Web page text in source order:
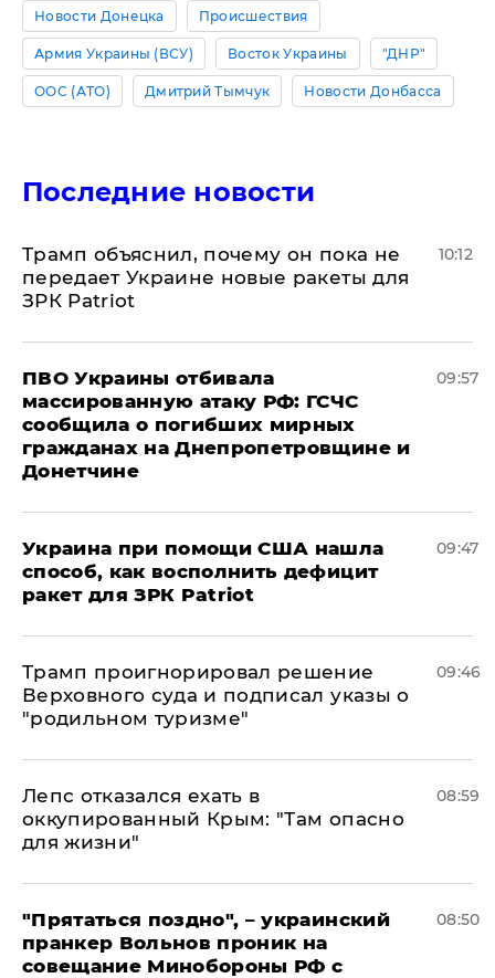
Новости Донецка Происшествия
Армия Украины (ВСУ) Восток Украины "ДНР"
ООС (АТО) Дмитрий Тымчук Новости Донбасса
Последние новости
Трамп объяснил, почему он пока не
передает Украине новые ракеты для
ЗРК Patriot
10:12
ПВО Украины отбивала
массированную атаку РФ: ГСЧС
сообщила о погибших мирных
гражданах на Днепропетровщине и
Донетчине
09:57
Украина при помощи США нашла
способ, как восполнить дефицит
ракет для ЗРК Patriot
09:47
Трамп проигнорировал решение
Верховного суда и подписал указы о
"родильном туризме"
09:46
Лепс отказался ехать в
оккупированный Крым: "Там опасно
для жизни"
08:59
"Прятаться поздно", – украинский
пранкер Вольнов проник на
совещание Минобороны РФ с
08:50